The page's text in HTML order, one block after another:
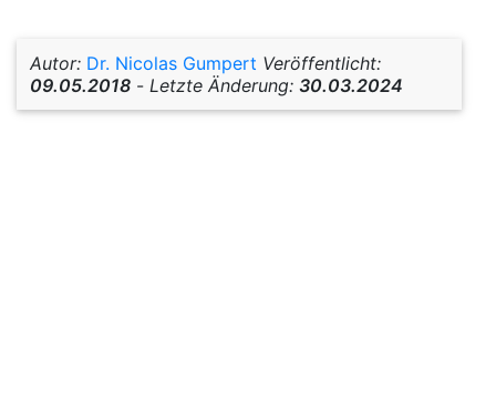
Autor: Dr. Nicolas Gumpert Veröffentlicht:
09.05.2018 - Letzte Änderung: 30.03.2024